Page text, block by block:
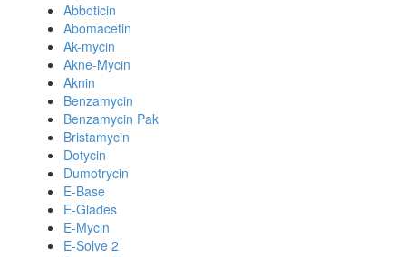
Abboticin
Abomacetin
Ak-mycin
Akne-Mycin
Aknin
Benzamycin
Benzamycin Pak
Bristamycin
Dotycin
Dumotrycin
E-Base
E-Glades
E-Mycin
E-Solve 2